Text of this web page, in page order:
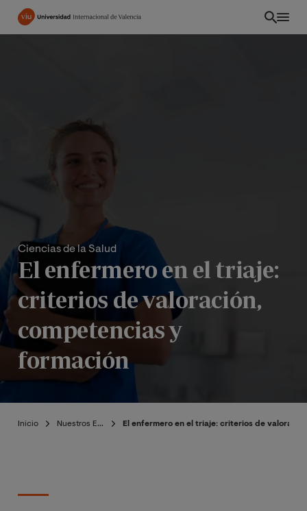
Pasar
Ciencias de la Salud
El enfermero en el triaje:
criterios de valoración,
competencias y
formación
Inicio Nuestros Expertos El enfermero en el triaje: criterios de